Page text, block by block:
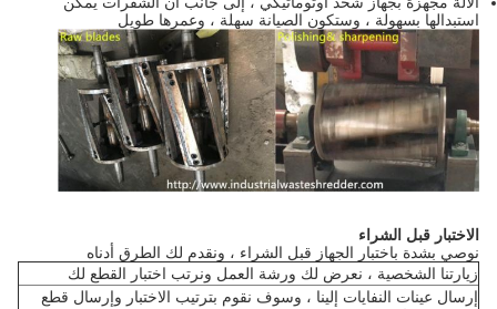
استبدالها بسهولة ، وستكون الصيانة سهلة ، وعمرها طويل
الاختبار قبل الشراء
نوصي بشدة باختبار الجهاز قبل الشراء ، ونقدم لك الطرق أدناه
زيارتنا الشخصية ، نعرض لك ورشة العمل ونرتب اختبار القطع لك
إرسال عينات النفايات إلينا ، وسوف نقوم بترتيب الاختبار وإرسال قطع